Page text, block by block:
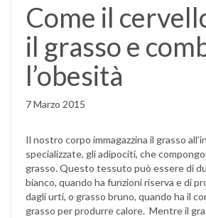
Come il
il grasso e
l’obesità
7 Marzo 2015
Il nostro corpo immagazzina il grasso
specializzate, gli adipociti, che
grasso. Questo tessuto può essere di
bianco, quando ha funzioni riserva e di
dagli urti, o grasso bruno, quando ha il
grasso per produrre calore. Mentre il